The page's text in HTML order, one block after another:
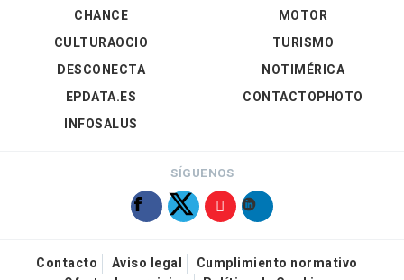
CHANCE
CULTURAOCIO
DESCONECTA
EPDATA.ES
INFOSALUS
MOTOR
TURISMO
NOTIMÉRICA
CONTACTOPHOTO
SÍGUENOS
Contacto Aviso legal
Cumplimiento normativo